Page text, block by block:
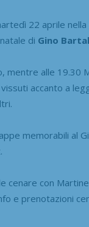
22 aprile
di Gino
mentre alle 19.30
accanto a
memorabili al
con
e prenotazioni